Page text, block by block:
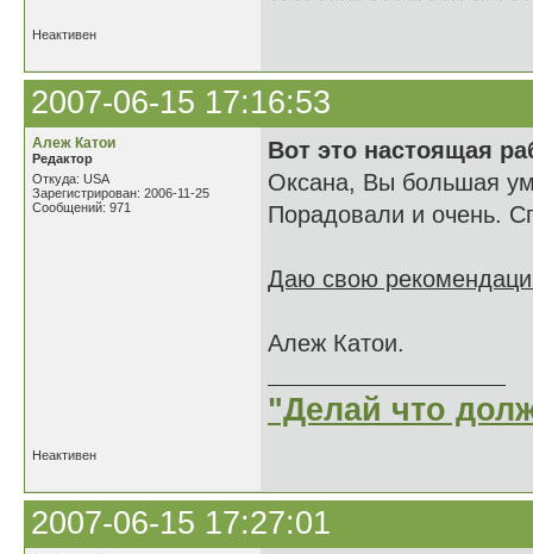
Неактивен
2007-06-15 17:16:53
Алеж Катои
Редактор
Откуда: USA
Зарегистрирован: 2006-11-25
Сообщений: 971
Вот это настоящая
Оксана, Вы большая
Порадовали и очень.
Даю свою
Алеж Катои.
"Делай что
Неактивен
2007-06-15 17:27:01